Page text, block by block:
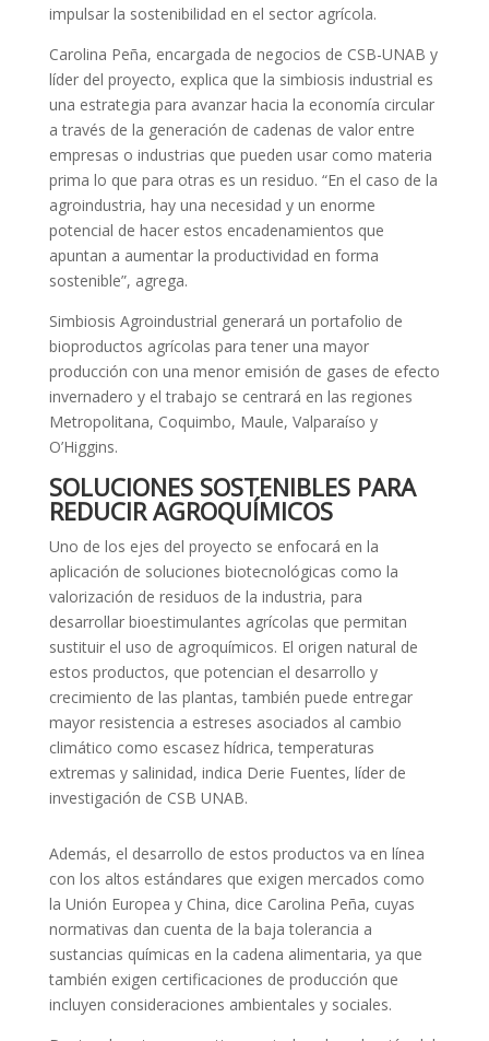
impulsar la sostenibilidad en el sector agrícola.
Carolina Peña, encargada de negocios de CSB-UNAB y
líder del proyecto, explica que la simbiosis industrial es
una estrategia para avanzar hacia la economía circular
a través de la generación de cadenas de valor entre
empresas o industrias que pueden usar como materia
prima lo que para otras es un residuo. “En el caso de la
agroindustria, hay una necesidad y un enorme
potencial de hacer estos encadenamientos que
apuntan a aumentar la productividad en forma
sostenible”, agrega.
Simbiosis Agroindustrial generará un portafolio de
bioproductos agrícolas para tener una mayor
producción con una menor emisión de gases de efecto
invernadero y el trabajo se centrará en las regiones
Metropolitana, Coquimbo, Maule, Valparaíso y
O’Higgins.
SOLUCIONES SOSTENIBLES PARA
REDUCIR AGROQUÍMICOS
Uno de los ejes del proyecto se enfocará en la
aplicación de soluciones biotecnológicas como la
valorización de residuos de la industria, para
desarrollar bioestimulantes agrícolas que permitan
sustituir el uso de agroquímicos. El origen natural de
estos productos, que potencian el desarrollo y
crecimiento de las plantas, también puede entregar
mayor resistencia a estreses asociados al cambio
climático como escasez hídrica, temperaturas
extremas y salinidad, indica Derie Fuentes, líder de
investigación de CSB UNAB.
Además, el desarrollo de estos productos va en línea
con los altos estándares que exigen mercados como
la Unión Europea y China, dice Carolina Peña, cuyas
normativas dan cuenta de la baja tolerancia a
sustancias químicas en la cadena alimentaria, ya que
también exigen certificaciones de producción que
incluyen consideraciones ambientales y sociales.